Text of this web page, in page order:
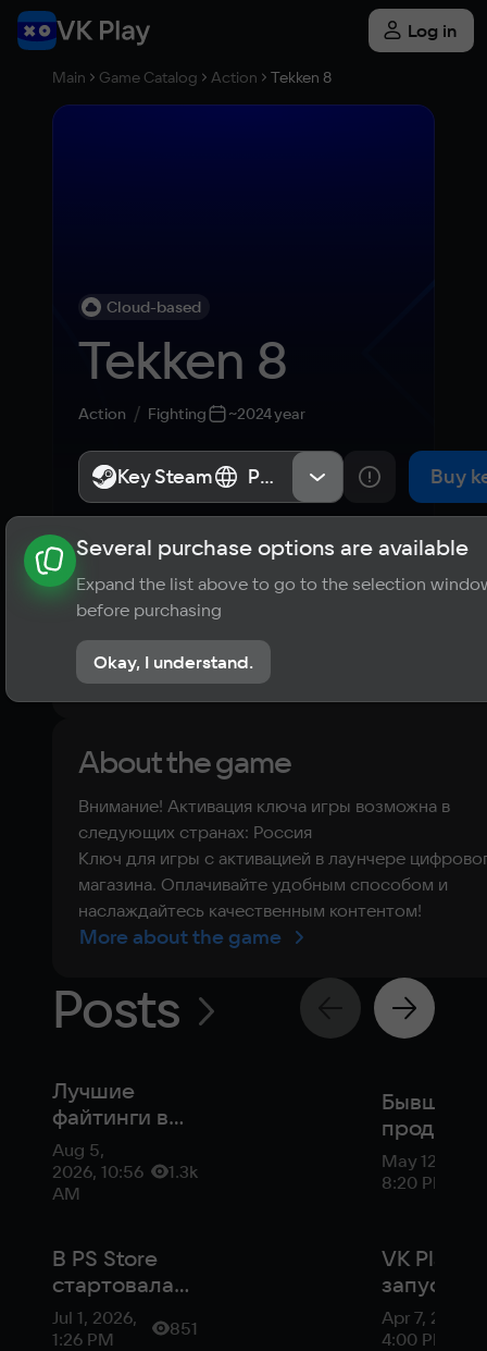
Log in
Main Game Catalog Action Tekken 8
Cloud-based
Tekken 8
Action Fighting ~2024 year
Key Steam Россия Buy
About the game News Publications
10 Player ratings
1 review
About the game
Внимание! Активация ключа игры возможна в
следующих странах: Россия
Ключ для игры с активацией в лаунчере
магазина. Оплачивайте удобным способом и
наслаждайтесь качественным контентом!
More about the game
Posts
Лучшие
файтинги в
2026 году
Aug 5,
2026, 10:56
AM
1.3k
В PS Store
стартовала
масштабная
распродажа
Jul 1, 2026,
1:26 PM
851
Бывший
Tekken
Кацухиро
SNK
May 12,
8:20 PM
VK Play
акцию
Apr 7, 2026,
4:00 PM
Key Steam Россия
Several purchase options are available
Expand the list above to go to the selection
before purchasing
Okay, I understand.